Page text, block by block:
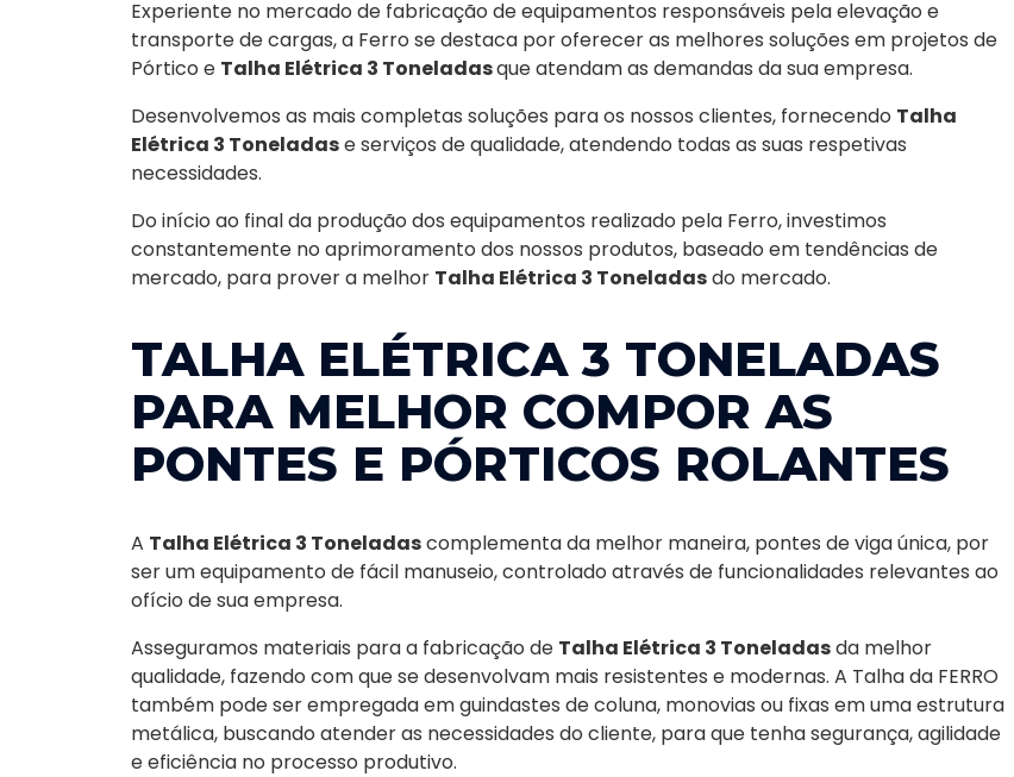
Experiente no mercado de fabricação de equipamentos responsáveis pela elevação e
transporte de cargas, a Ferro se destaca por oferecer as melhores soluções em projetos de
Pórtico e Talha Elétrica 3 Toneladasque atendam as demandas da sua empresa.
Desenvolvemos as mais completas soluções para os nossos clientes, fornecendo Talha
Elétrica 3 Toneladase serviços de qualidade, atendendo todas as suas respetivas
necessidades.
Do início ao final da produção dos equipamentos realizado pela Ferro, investimos
constantemente no aprimoramento dos nossos produtos, baseado em tendências de
mercado, para prover a melhor Talha Elétrica 3 Toneladasdo mercado.
TALHA ELÉTRICA 3 TONELADAS
PARA MELHOR COMPOR AS
PONTES E PÓRTICOS ROLANTES
A Talha Elétrica 3 Toneladascomplementa da melhor maneira, pontes de viga única, por
ser um equipamento de fácil manuseio, controlado através de funcionalidades relevantes ao
ofício de sua empresa.
Asseguramos materiais para a fabricação de Talha Elétrica 3 Toneladasda melhor
qualidade, fazendo com que se desenvolvam mais resistentes e modernas. A Talha da FERRO
também pode ser empregada em guindastes de coluna, monovias ou fixas em uma estrutura
metálica, buscando atender as necessidades do cliente, para que tenha segurança, agilidade
e eficiência no processo produtivo.